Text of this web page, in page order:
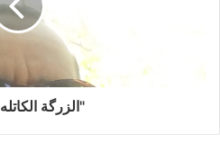
سقوط أوروبا “الإتحاد” ليس
الكورونا تشققات هددت وجود كيان
أزمة الرهن العقاري العالمية:
الأوربية سنة 2008 و
"الزرگة